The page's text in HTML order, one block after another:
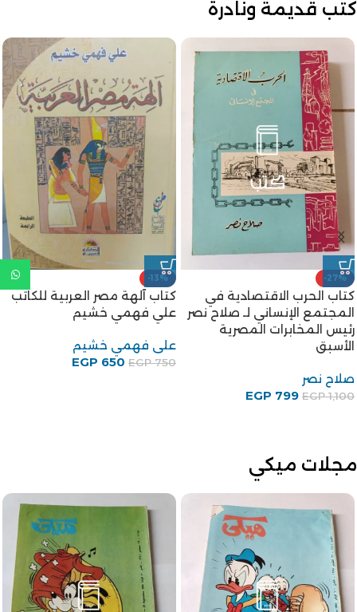
كتب قديمة ونادرة
كتاب الأدب القصصى و
المسرحى فى مصر من أعقاب
ثورة 1919 إلى قيام الحرب الكبرى
للكاتب أحمد هيكل
EGP650
-17%
كتاب الاسلام للكاتب سعيد
حوى أربعة اجزاء معًا
سعيد حوى
EGP600
EGP500
مجلات ميكي